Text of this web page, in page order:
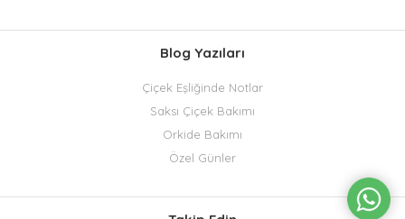
Blog Yazıları
Çiçek Eşliğinde Notlar
Saksı Çiçek Bakımı
Orkide Bakımı
Özel Günler